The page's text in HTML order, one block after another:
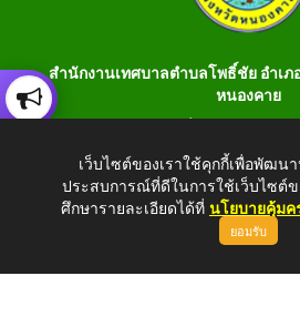
สำนักงานเทศบาลตำบลโพธิ์ชัย อำเภ
หนองคาย
990401 โทรสาร 042-
E-Saraban :
เว็บไซต์ของเราใช้คุกกี้เพื่อพัฒน
ประสบการณ์ที่ดีในการใช้เว็บไซต์
ศึกษารายละเอียดได้ที่ นโยบายคุ้ม
ยอมรับ